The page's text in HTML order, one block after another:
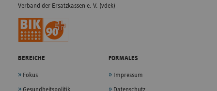
Verband der Ersatzkassen e. V. (vdek)
BEREICHE
Fokus
Gesundheitspolitik
FORMALES
Impressum
Datenschutz